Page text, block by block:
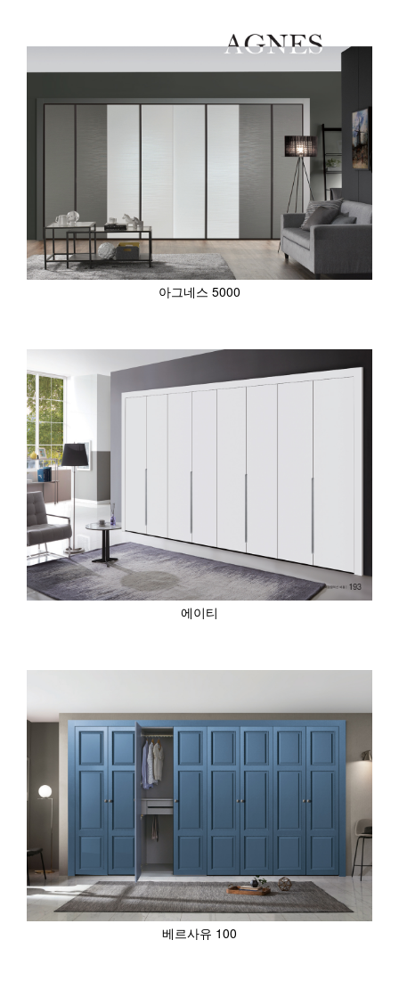
아그네스 5000
에이티
베르사유 100